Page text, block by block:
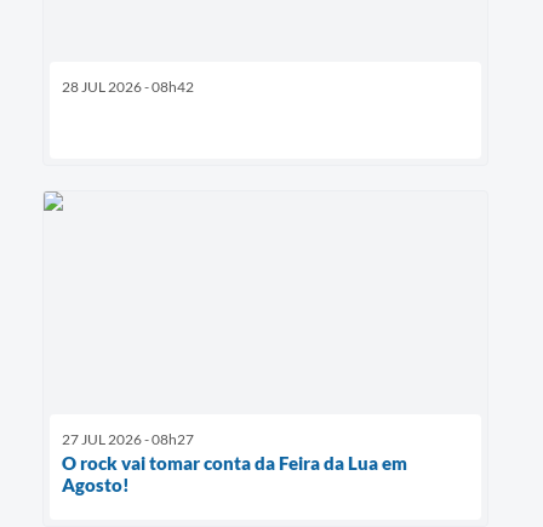
28 JUL 2026 - 08h42
27 JUL 2026 - 08h27
O rock vai tomar conta da Feira da Lua em
Agosto!